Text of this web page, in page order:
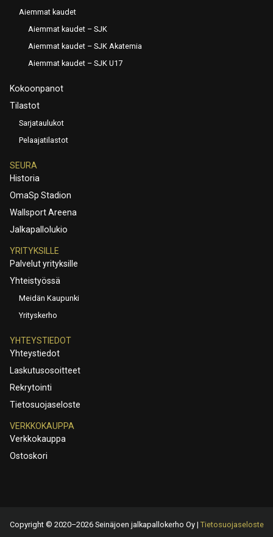
Aiemmat kaudet
Aiemmat kaudet – SJK
Aiemmat kaudet – SJK Akatemia
Aiemmat kaudet – SJK U17
Kokoonpanot
Tilastot
Sarjataulukot
Pelaajatilastot
SEURA
Historia
OmaSp Stadion
Wallsport Areena
Jalkapallolukio
YRITYKSILLE
Palvelut yrityksille
Yhteistyössä
Meidän Kaupunki
Yrityskerho
YHTEYSTIEDOT
Yhteystiedot
Laskutusosoitteet
Rekrytointi
Tietosuojaseloste
VERKKOKAUPPA
Verkkokauppa
Ostoskori
Copyright © 2020–2026 Seinäjoen jalkapallokerho Oy | Tietosuojaseloste